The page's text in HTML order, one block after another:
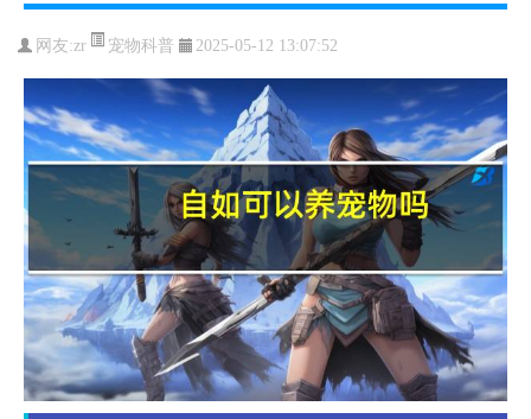
网友:zr 宠物科普 2025-05-12 13:07:52